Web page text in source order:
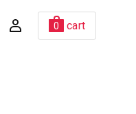
0 cart